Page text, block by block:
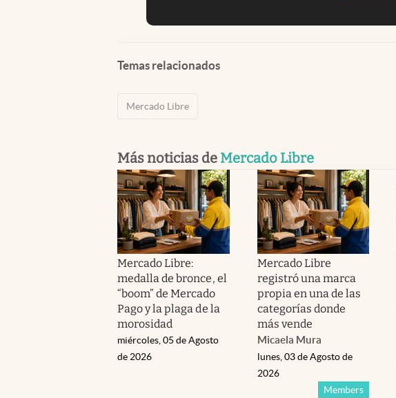
Temas relacionados
Mercado Libre
Más noticias de Mercado Libre
Mercado Libre:
medalla de bronce, el
“boom” de Mercado
Pago y la plaga de la
morosidad
miércoles, 05 de Agosto
de 2026
Mercado Libre
registró una marca
propia en una de las
categorías donde
más vende
Micaela Mura
Members
lunes, 03 de Agosto de
2026